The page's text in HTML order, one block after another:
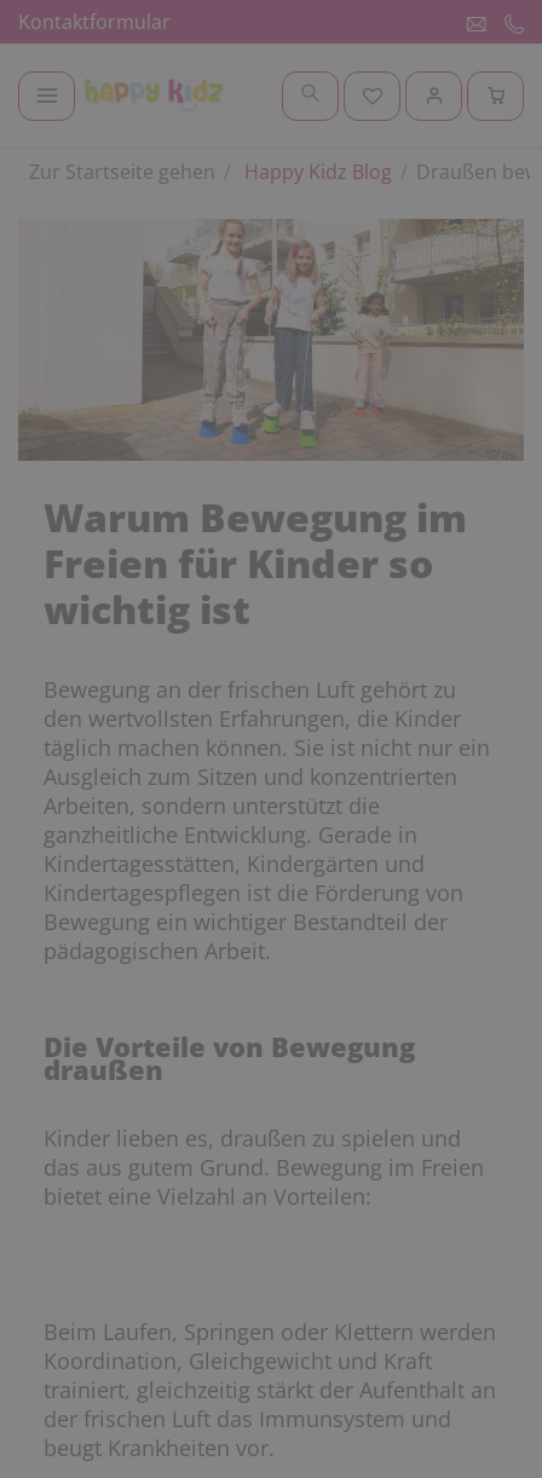
Kontaktformular
Zur Startseite gehen Happy Kidz Blog Draußen
Warum Bewegung im
Freien für Kinder so
wichtig ist
Bewegung an der frischen Luft gehört zu
den wertvollsten Erfahrungen, die Kinder
täglich machen können. Sie ist nicht nur ein
Ausgleich zum Sitzen und konzentrierten
Arbeiten, sondern unterstützt die
ganzheitliche Entwicklung. Gerade in
Kindertagesstätten, Kindergärten und
Kindertagespflegen ist die Förderung von
Bewegung ein wichtiger Bestandteil der
pädagogischen Arbeit.
Die Vorteile von Bewegung
draußen
Kinder lieben es, draußen zu spielen und
das aus gutem Grund. Bewegung im Freien
bietet eine Vielzahl an Vorteilen:
Beim Laufen, Springen oder Klettern werden
Koordination, Gleichgewicht und Kraft
trainiert, gleichzeitig stärkt der Aufenthalt an
der frischen Luft das Immunsystem und
beugt Krankheiten vor.